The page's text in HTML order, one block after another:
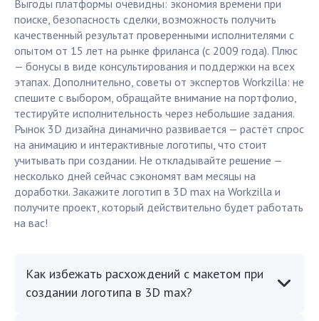
Выгоды платформы очевидны: экономия времени при
поиске, безопасность сделки, возможность получить
качественный результат проверенными исполнителями с
опытом от 15 лет на рынке фриланса (с 2009 года). Плюс
— бонусы в виде консультирования и поддержки на всех
этапах. Дополнительно, советы от экспертов Workzilla: не
спешите с выбором, обращайте внимание на портфолио,
тестируйте исполнительность через небольшие задания.
Рынок 3D дизайна динамично развивается — растёт спрос
на анимацию и интерактивные логотипы, что стоит
учитывать при создании. Не откладывайте решение —
несколько дней сейчас сэкономят вам месяцы на
доработки. Закажите логотип в 3D max на Workzilla и
получите проект, который действительно будет работать
на вас!
Как избежать расхождений с макетом при
создании логотипа в 3D max?